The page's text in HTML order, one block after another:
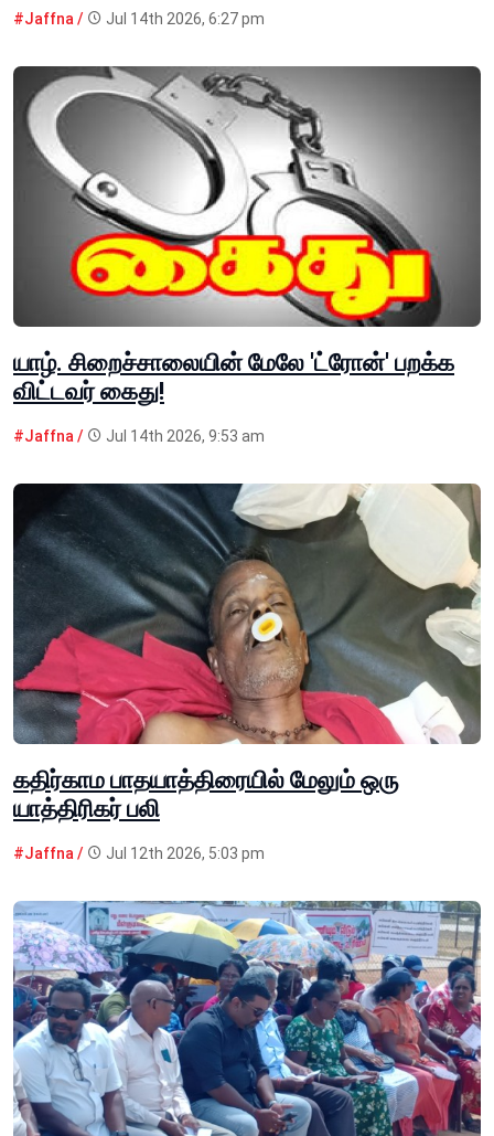
#Jaffna / Jul 14th 2026, 6:27 pm
யாழ். சிறைச்சாலையின் மேலே 'ட்ரோன்' பறக்க
விட்டவர் கைது!
#Jaffna / Jul 14th 2026, 9:53 am
கதிர்காம பாதயாத்திரையில் மேலும் ஒரு
யாத்திரிகர் பலி
#Jaffna / Jul 12th 2026, 5:03 pm